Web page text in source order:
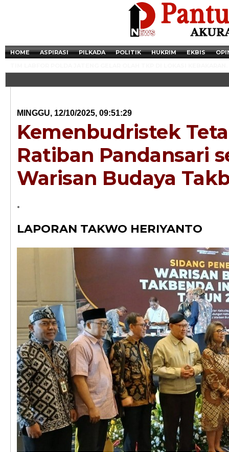
HOME ASPIRASI PILKADA POLITIK HUKRIM EKBIS
MINGGU, 12/10/2025, 09:51:29
Kemenbudristek
Ratiban Pandansari
Warisan Budaya
.
LAPORAN TAKWO HERIYANTO